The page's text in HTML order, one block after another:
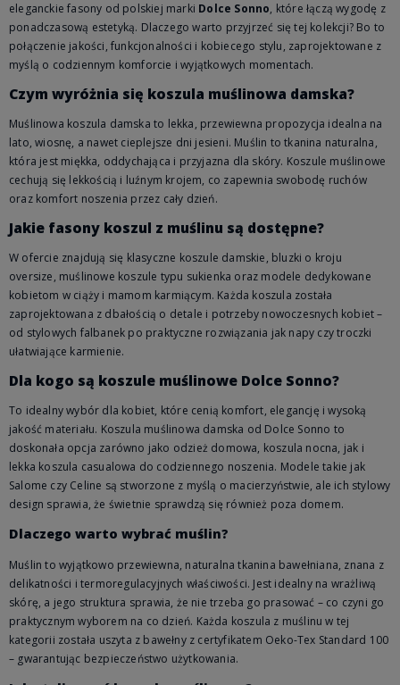
eleganckie fasony od polskiej marki Dolce Sonno, które łączą wygodę z
ponadczasową estetyką. Dlaczego warto przyjrzeć się tej kolekcji? Bo to
połączenie jakości, funkcjonalności i kobiecego stylu, zaprojektowane z
myślą o codziennym komforcie i wyjątkowych momentach.
Czym wyróżnia się koszula muślinowa damska?
Muślinowa koszula damska to lekka, przewiewna propozycja idealna na
lato, wiosnę, a nawet cieplejsze dni jesieni. Muślin to tkanina naturalna,
która jest miękka, oddychająca i przyjazna dla skóry. Koszule muślinowe
cechują się lekkością i luźnym krojem, co zapewnia swobodę ruchów
oraz komfort noszenia przez cały dzień.
Jakie fasony koszul z muślinu są dostępne?
W ofercie znajdują się klasyczne koszule damskie, bluzki o kroju
oversize, muślinowe koszule typu sukienka oraz modele dedykowane
kobietom w ciąży i mamom karmiącym. Każda koszula została
zaprojektowana z dbałością o detale i potrzeby nowoczesnych kobiet –
od stylowych falbanek po praktyczne rozwiązania jak napy czy troczki
ułatwiające karmienie.
Dla kogo są koszule muślinowe Dolce Sonno?
To idealny wybór dla kobiet, które cenią komfort, elegancję i wysoką
jakość materiału. Koszula muślinowa damska od Dolce Sonno to
doskonała opcja zarówno jako odzież domowa, koszula nocna, jak i
lekka koszula casualowa do codziennego noszenia. Modele takie jak
Salome czy Celine są stworzone z myślą o macierzyństwie, ale ich stylowy
design sprawia, że świetnie sprawdzą się również poza domem.
Dlaczego warto wybrać muślin?
Muślin to wyjątkowo przewiewna, naturalna tkanina bawełniana, znana z
delikatności i termoregulacyjnych właściwości. Jest idealny na wrażliwą
skórę, a jego struktura sprawia, że nie trzeba go prasować – co czyni go
praktycznym wyborem na co dzień. Każda koszula z muślinu w tej
kategorii została uszyta z bawełny z certyfikatem Oeko-Tex Standard 100
– gwarantując bezpieczeństwo użytkowania.